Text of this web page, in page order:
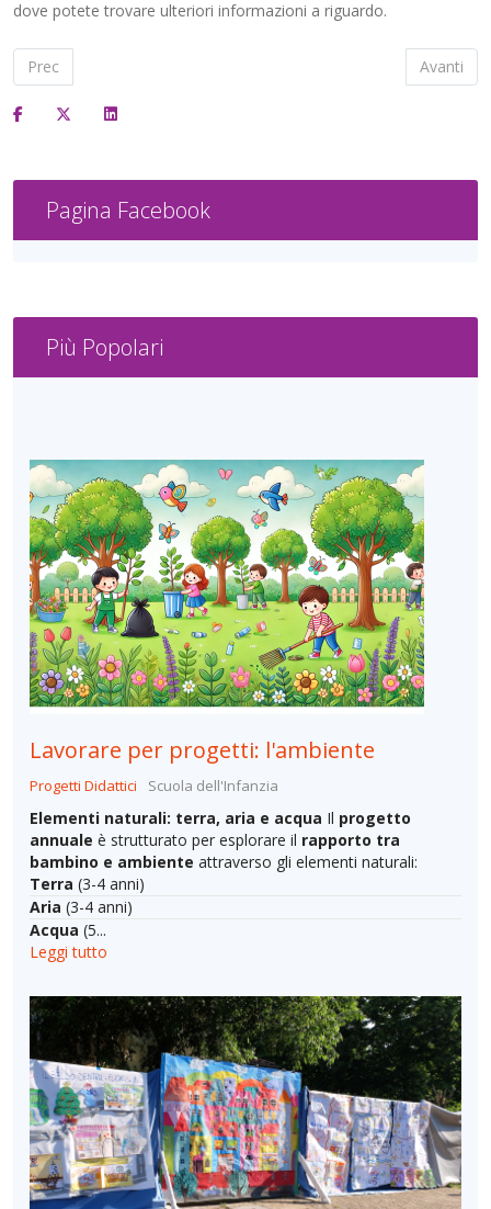
dove potete trovare ulteriori informazioni a riguardo.
Articolo precedente: 82.000 posti di lavoro - Concorso insegnanti
Prec Articolo
Avanti
Pagina Facebook
Più Popolari
Lavorare per progetti: l'ambiente
Progetti Didattici Scuola dell'Infanzia
Elementi naturali: terra, aria e acqua Il progetto
annuale è strutturato per esplorare il rapporto tra
bambino e ambiente attraverso gli elementi naturali:
Terra (3-4 anni)
Aria (3-4 anni)
Acqua (5...
Leggi tutto